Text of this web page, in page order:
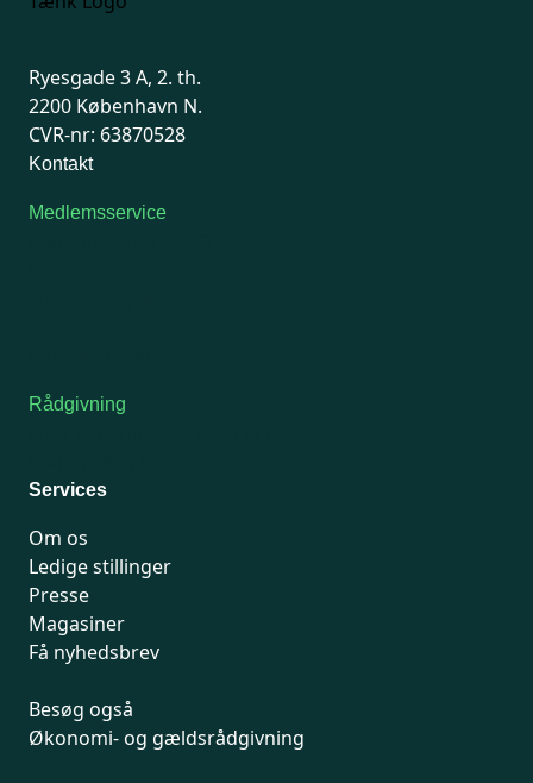
Ryesgade 3 A, 2. th.
2200 København N.
CVR-nr: 63870528
Kontakt
Medlemsservice
Rådgivning
Services
Om os
Ledige stillinger
Presse
Magasiner
Få nyhedsbrev
Besøg også
Økonomi- og gældsrådgivning